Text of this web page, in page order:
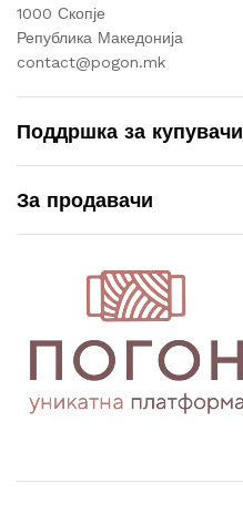
1000 Скопје
Република Македонија
contact@pogon.mk
Поддршка за купувачи
За продавачи